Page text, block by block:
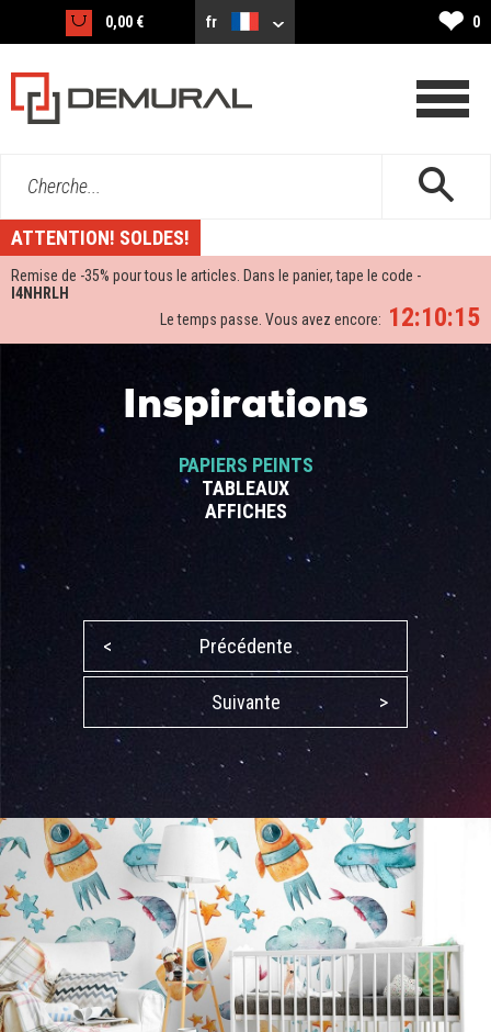
0,00 € fr ❤ 0
Cherche...
ATTENTION! SOLDES!
Remise de -35% pour tous le articles. Dans le panier, tape le code -
I4NHRLH
12:10:14
Le temps passe. Vous avez encore:
Inspirations
PAPIERS PEINTS
TABLEAUX
AFFICHES
< Précédente
Suivante >